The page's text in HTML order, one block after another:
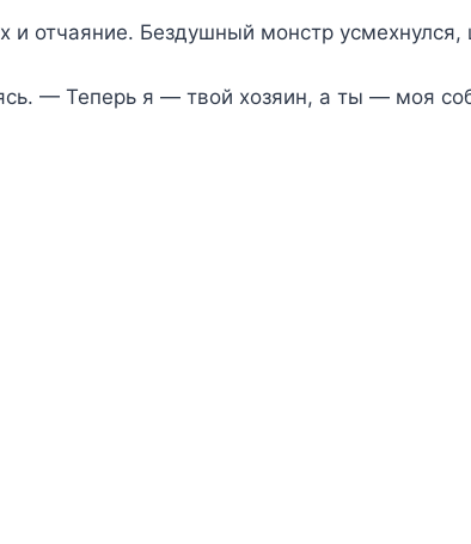
и отчаяние. Бездушный монстр
— Теперь я — твой хозяин, а ты — моя